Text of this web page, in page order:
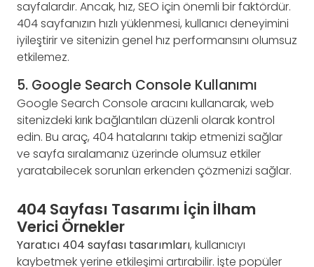
sayfalardır. Ancak, hız, SEO için önemli bir faktördür.
404 sayfanızın hızlı yüklenmesi, kullanıcı deneyimini
iyileştirir ve sitenizin genel hız performansını olumsuz
etkilemez.
5. Google Search Console Kullanımı
Google Search Console aracını kullanarak, web
sitenizdeki kırık bağlantıları düzenli olarak kontrol
edin. Bu araç, 404 hatalarını takip etmenizi sağlar
ve sayfa sıralamanız üzerinde olumsuz etkiler
yaratabilecek sorunları erkenden çözmenizi sağlar.
404 Sayfası Tasarımı İçin İlham
Verici Örnekler
Yaratıcı 404 sayfası tasarımları, kullanıcıyı
kaybetmek yerine etkileşimi artırabilir. İşte popüler